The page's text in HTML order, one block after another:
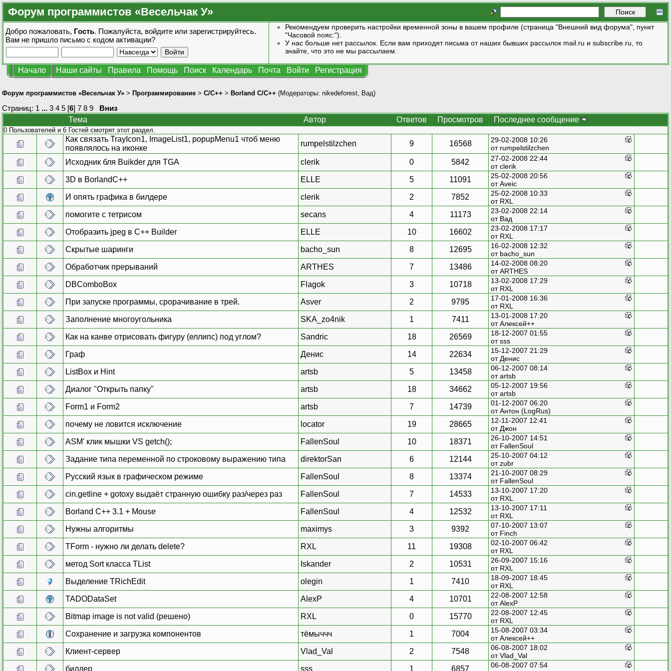
Форум программистов «Весельчак У»
Добро пожаловать, Гость. Пожалуйста, войдите или зарегистрируйтесь.
Вам не пришло письмо с кодом активации?
Рекомендуем проверить настройки временной зоны в вашем профиле (страница "Внешний вид форума", пункт
"Часовой пояс:").
У нас больше нет рассылок. Если вам приходят письма от наших бывших рассылок mail.ru и subscribe.ru, то
знайте, что это не мы рассылаем.
Начало Наши сайты Правила Помощь Поиск Календарь Почта Войти Регистрация
Форум программистов «Весельчак У» > Программирование > C/C++ > Borland C/C++ (Модераторы: nikedeforest Вад)
Страниц: 1 ... 3 4 5 [6] 7 8 9
Вниз
Тема
Автор Ответов Просмотров Последнее сообщение
0 Пользователей и 6 Гостей смотрят этот раздел.
Как связать TrayIcon1, ImageList1, popupMenu1 чтоб меню
появлялось на иконке
rumpelstilzchen 9 16568
29-02-2008 10:26
от rumpelstilzchen
Исходник бля Buikder для TGA clerik 0 5842
27-02-2008 22:44
от clerik
3D в BorlandC++ ELLE 5 11091
25-02-2008 20:56
отAveic
И опять графика в билдере clerik 2 7852
25-02-2008 10:33
от RXL
помогите с тетрисом secans 4 11173
23-02-2008 22:14
от Вад
Отобразить jpeg в С++ Builder ELLE 10 16602
23-02-2008 17:17
от RXL
Скрытые шаринги bacho_sun 8 12695
16-02-2008 12:32
от bacho_sun
Обработчик прерываний ARTHES 7 13486
14-02-2008 08:20
отARTHES
DBComboBox Flagok 3 10718
13-02-2008 17:29
от RXL
При запуске программы, срорачивание в трей. Asver 2 9795
17-01-2008 16:36
от RXL
Заполнение многоугольника SKA_zo4nik 1 7411
13-01-2008 17:20
отАлексей++
Как на канве отрисовать фигуру (еллипс) под углом? Sandric 18 26569
18-12-2007 01:55
отsss
Граф Денис 14 22634
15-12-2007 21:29
от Денис
ListBox и Hint artsb 5 13458
06-12-2007 08:14
от artsb
Диалог "Открыть папку" artsb 18 34662
05-12-2007 19:56
от artsb
Form1 и Form2 artsb 7 14739
01-12-2007 06:20
отАнтон (LogRus)
почему не ловится исключение locator 19 28665
12-11-2007 12:41
от Джон
ASM' клик мышки VS getch(); FallenSoul 10 18371
26-10-2007 14:51
от FallenSoul
Задание типа переменной по строковому выражению типа direktorSan 6 12144
25-10-2007 04:12
от zubr
Русский язык в графическом режиме FallenSoul 8 13374
21-10-2007 08:29
от FallenSoul
cin.getline + gotoxy выдаёт странную ошибку раз/через раз FallenSoul 7 14533
13-10-2007 17:20
от RXL
Borland C++ 3.1 + Mouse FallenSoul 4 12532
13-10-2007 17:11
от RXL
Нужны алгоритмы maximys 3 9392
07-10-2007 13:07
от Finch
TForm - нужно ли делать delete? RXL 11 19308
02-10-2007 06:42
от RXL
метод Sort класса TList Iskander 2 10531
26-09-2007 15:16
от RXL
Выделение TRichEdit olegin 1 7410
18-09-2007 18:45
от RXL
TADODataSet AlexP 4 10701
22-08-2007 12:58
от AlexP
Bitmap image is not valid (решено) RXL 0 15770
22-08-2007 12:45
от RXL
Сохранение и загрузка компонентов тёмыччч 1 7004
15-08-2007 03:34
отАлексей++
Клиент-сервер Vlad_Val 2 7548
06-08-2007 18:02
от Vlad_Val
билдер sss 1 6857
06-08-2007 07:54